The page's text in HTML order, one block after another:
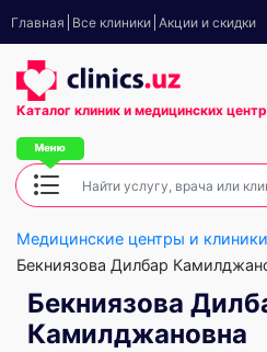
Главная Все клиники Акции и скидки
Каталог клиник и медицинских
Медицинские центры и клиники
Бекниязова Дилбар
Бекниязова
Камилджановна